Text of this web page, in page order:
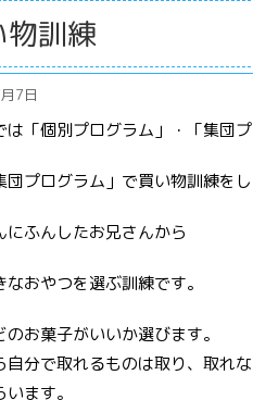
物訓練
7日
は「個別プログラム」・「集団
団プログラム」で買い物訓練を
にふんしたお兄さんから
なおやつを選ぶ訓練です。
のお菓子がいいか選びます。
自分で取れるものは取り、取れ
ます。